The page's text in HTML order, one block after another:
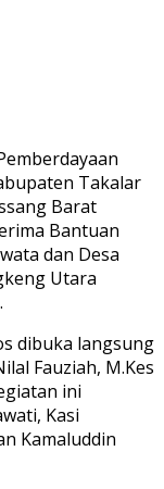
Takalar
Barat
Bantuan
dan Desa
Utara
dibuka langsung
Fauziah, M.Kes
ini
Kasi
Kamaluddin